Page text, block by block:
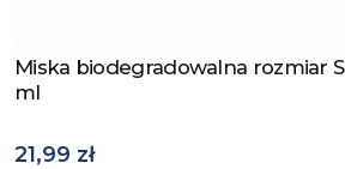
Zobacz produkt
Miska biodegradowalna rozmiar
ml
21,99 zł